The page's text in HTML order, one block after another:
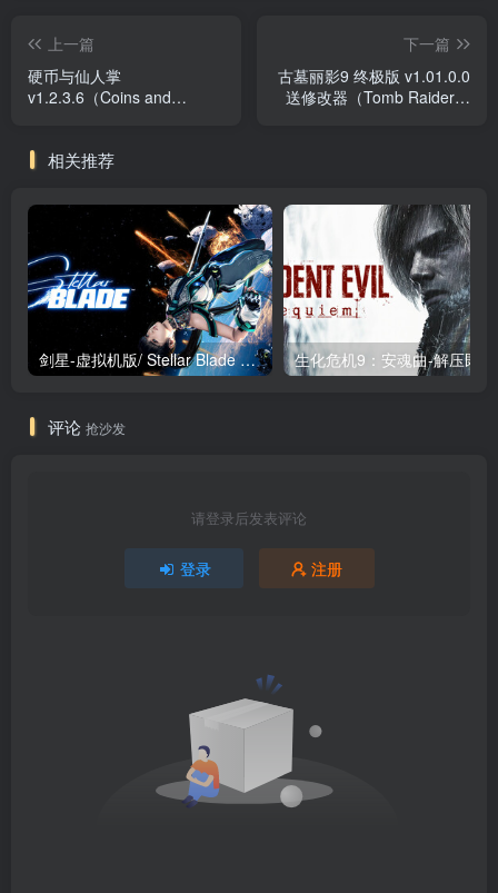
上一篇
硬币与仙人掌
v1.2.3.6（Coins and
下一篇
古墓丽影9 终极版 v1.01.0.0
送修改器（Tomb Raider）
相关推荐
剑星-虚拟机版/ Stellar Blade v1.4.1|Build.19963153 终极版新补丁 送修改器 免安装中文版
评论 抢沙发
请登录后发表评论
登录 注册